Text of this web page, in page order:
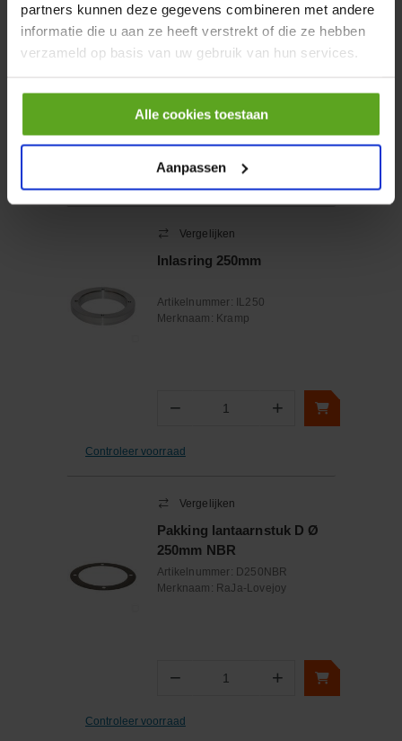
partners kunnen deze gegevens combineren met andere
informatie die u aan ze heeft verstrekt of die ze hebben
verzameld op basis van uw gebruik van hun services.
Alle cookies toestaan
Aanpassen
C Ø 450mm
Artikelnummer:RV450234245
Merknaam:RaJa-Lovejoy
− Aantal +
Vergelijken
Inlasring 250mm
Artikelnummer:
IL250
Merknaam: Kramp
− Aantal +
Controleer voorraad
Vergelijken
Pakking lantaarnstuk D Ø
250mm NBR
Artikelnummer: D250NBR
Merknaam: RaJa-Lovejoy
− Aantal +
Controleer voorraad